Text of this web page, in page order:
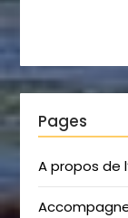
Pages
A propos de